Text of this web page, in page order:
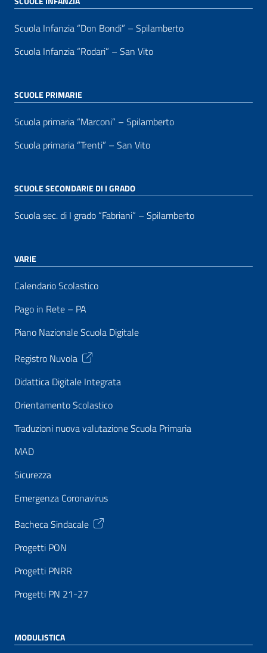
Scuola Infanzia “Don Bondi” – Spilamberto
Scuola Infanzia “Rodari” – San Vito
SCUOLE PRIMARIE
Scuola primaria “Marconi” – Spilamberto
Scuola primaria “Trenti” – San Vito
SCUOLE SECONDARIE DI I GRADO
Scuola sec. di I grado “Fabriani” – Spilamberto
VARIE
Calendario Scolastico
Pago in Rete – PA
Piano Nazionale Scuola Digitale
Registro Nuvola
Didattica Digitale Integrata
Orientamento Scolastico
Traduzioni nuova valutazione Scuola Primaria
MAD
Sicurezza
Emergenza Coronavirus
Bacheca Sindacale
Progetti PON
Progetti PNRR
Progetti PN 21-27
MODULISTICA